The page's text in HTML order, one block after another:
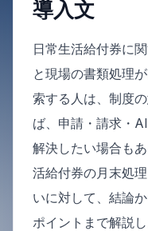
導入文
日常生活給付券に
と現場の書類処理
索する人は、制度
ば、申請・請求・
解決したい場合も
活給付券の月末処
いに対して、結論
ポイントまで解説し